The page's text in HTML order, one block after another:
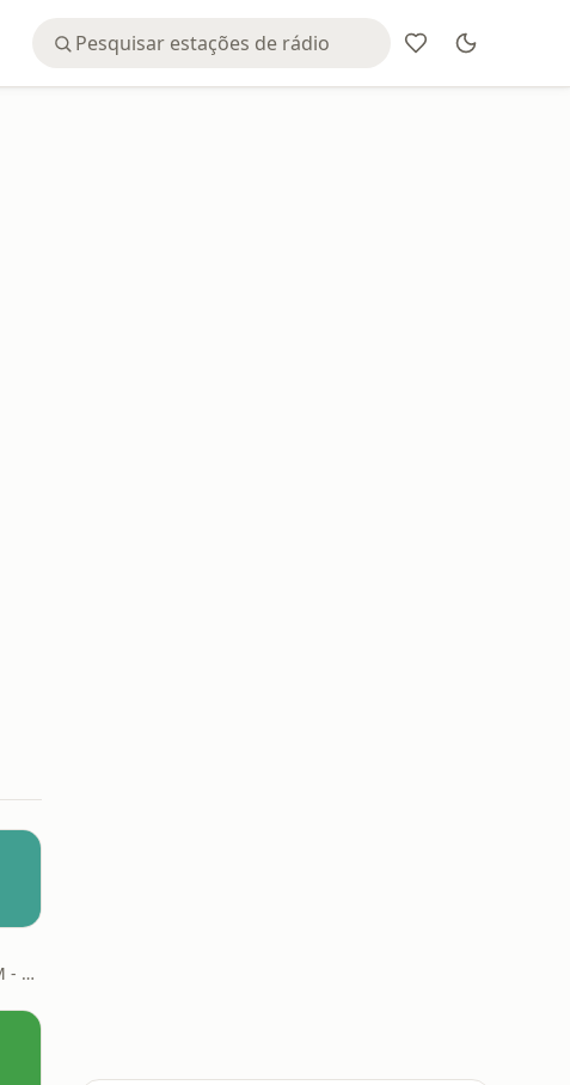
Belo Horizonte · 95.7 FM - 610 AM